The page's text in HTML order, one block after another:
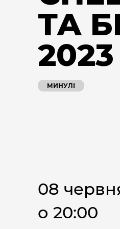
ТА
МИНУЛІ
08
о 20:00